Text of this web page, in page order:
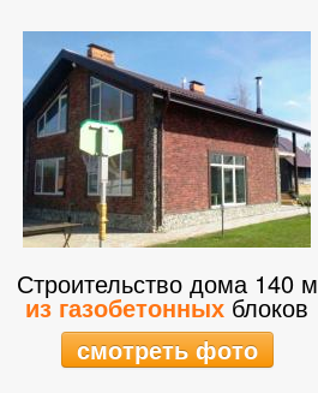
Строительство дома 140 м
из газобетонных блоков
смотреть фото